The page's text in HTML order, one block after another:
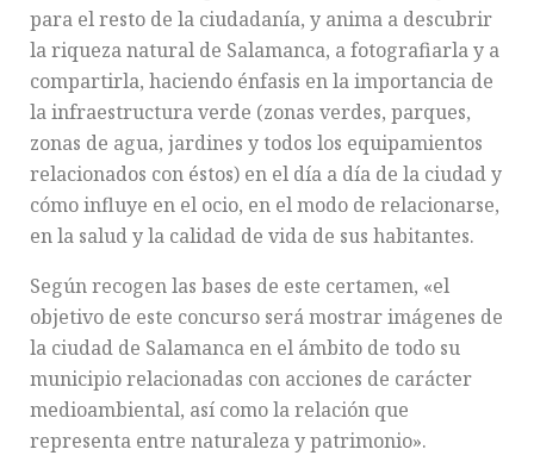
para el resto de la ciudadanía, y anima a descubrir
la riqueza natural de Salamanca, a fotografiarla y a
compartirla, haciendo énfasis en la importancia de
la infraestructura verde (zonas verdes, parques,
zonas de agua, jardines y todos los equipamientos
relacionados con éstos) en el día a día de la ciudad y
cómo influye en el ocio, en el modo de relacionarse,
en la salud y la calidad de vida de sus habitantes.
Según recogen las bases de este certamen, «el
objetivo de este concurso será mostrar imágenes de
la ciudad de Salamanca en el ámbito de todo su
municipio relacionadas con acciones de carácter
medioambiental, así como la relación que
representa entre naturaleza y patrimonio».